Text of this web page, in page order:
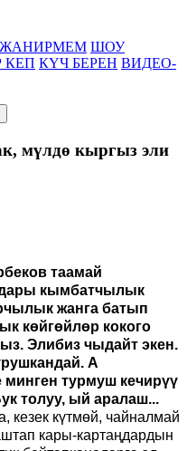
ЖАНИРМЕМ ШОУ
КЕП КҮЧ БЕРЕН ВИДЕО-
мүлдө кыргыз эли
таамай
кымбатчылык
жанга батып
көйгөйлөр кокого
Элибиз чыдайт экен.
А
турмуш кечирүү
толуу, ый аралаш...
кезек күтмөй, чайналмай
кары-картаңдардын